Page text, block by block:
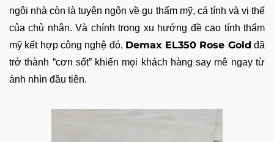
ngôi nhà còn là tuyên ngôn về gu thẩm mỹ, cá tính và vị thế
của chủ nhân. Và chính trong xu hướng đề cao tính thẩm
mỹ kết hợp công nghệ đó, Demax EL350 Rose Gold đã
trở thành “cơn sốt” khiến mọi khách hàng say mê ngay từ
ánh nhìn đầu tiên.